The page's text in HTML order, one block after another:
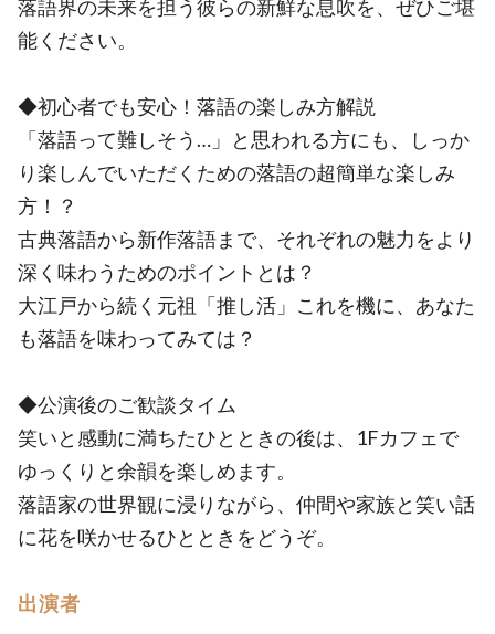
落語界の未来を担う彼らの新鮮な息吹を、ぜひご堪
能ください。
◆初心者でも安心！落語の楽しみ方解説
「落語って難しそう…」と思われる方にも、しっか
り楽しんでいただくための落語の超簡単な楽しみ
方！？
古典落語から新作落語まで、それぞれの魅力をより
深く味わうためのポイントとは？
大江戸から続く元祖「推し活」これを機に、あなた
も落語を味わってみては？
◆公演後のご歓談タイム
笑いと感動に満ちたひとときの後は、1Fカフェで
ゆっくりと余韻を楽しめます。
落語家の世界観に浸りながら、仲間や家族と笑い話
に花を咲かせるひとときをどうぞ。
出演者